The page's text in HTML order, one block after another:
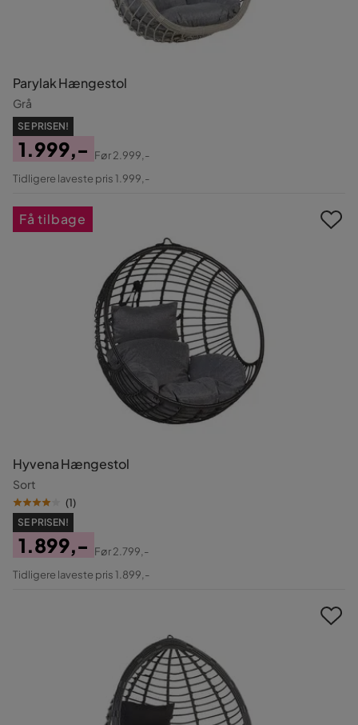
Parylak Hængestol
Grå
SE PRISEN!
Pris
1.999,-
Original
Før2.999,-
Tidligere laveste pris 1.999,-
Hyvena Hængestol
Sort
(1)
SE PRISEN!
Pris
1.899,-
Original
Før2.799,-
Tidligere laveste pris 1.899,-
Få tilbage